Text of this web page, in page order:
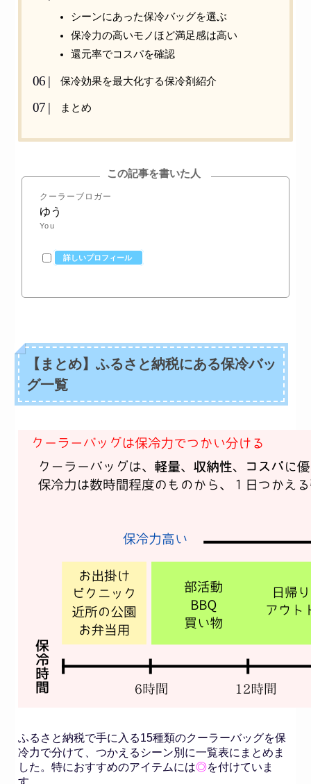
シーンにあった保冷バッグを選ぶ
保冷力の高いモノほど満足感は高い
還元率でコスパを確認
保冷効果を最大化する保冷剤紹介
まとめ
この記事を書いた人
クーラーブロガー
ゆう
You
詳しいプロフィール
【まとめ】ふるさと納税にある保冷バッ
グ一覧
ふるさと納税で手に入る15種類のクーラーバッグを保
冷力で分けて、つかえるシーン別に一覧表にまとめま
した。特におすすめのアイテムには◎を付けていま
す。